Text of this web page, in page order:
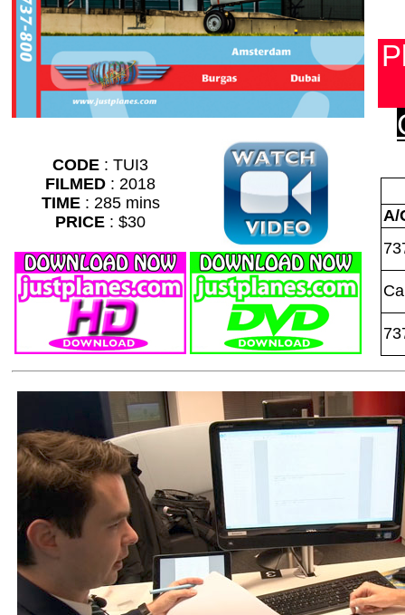
CODE : TUI3
FILMED : 2018
TIME: 285 mins
PRICE : $30
A/